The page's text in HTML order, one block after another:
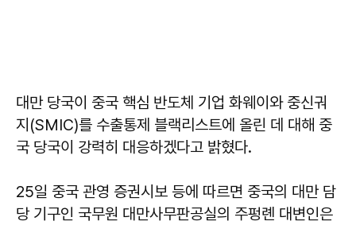
대만 당국이 중국 핵심 반도체 기업 화웨이와 중신궈
지(SMIC)를 수출통제 블랙리스트에 올린 데 대해 중
국 당국이 강력히 대응하겠다고 밝혔다.
25일 중국 관영 증권시보 등에 따르면 중국의 대만 담
당 기구인 국무원 대만사무판공실의 주펑롄 대변인은